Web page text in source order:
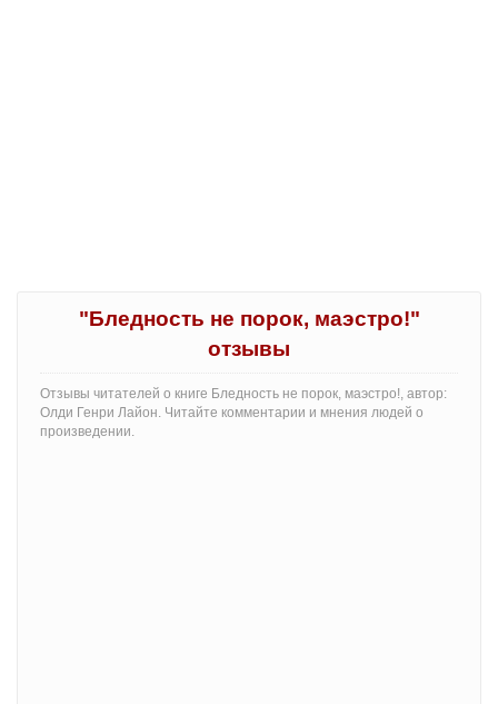
"Бледность не порок, маэстро!"
отзывы
Отзывы читателей о книге Бледность не порок, маэстро!, автор:
Олди Генри Лайон. Читайте комментарии и мнения людей о
произведении.